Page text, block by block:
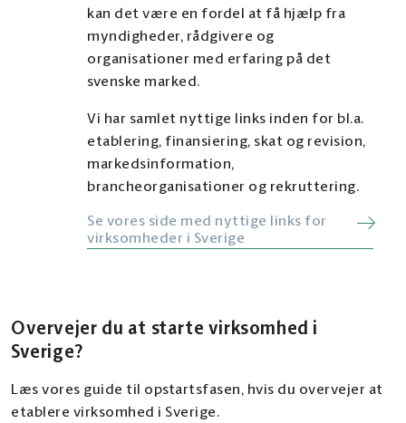
kan det være en fordel at få hjælp fra
myndigheder, rådgivere og
organisationer med erfaring på det
svenske marked.
Vi har samlet nyttige links inden for bl.a.
etablering, finansiering, skat og revision,
markedsinformation,
brancheorganisationer og rekruttering.
Se vores side med nyttige links for
virksomheder i Sverige
Overvejer du at starte virksomhed i
Sverige?
Læs vores guide til opstartsfasen, hvis du overvejer at
etablere virksomhed i Sverige.